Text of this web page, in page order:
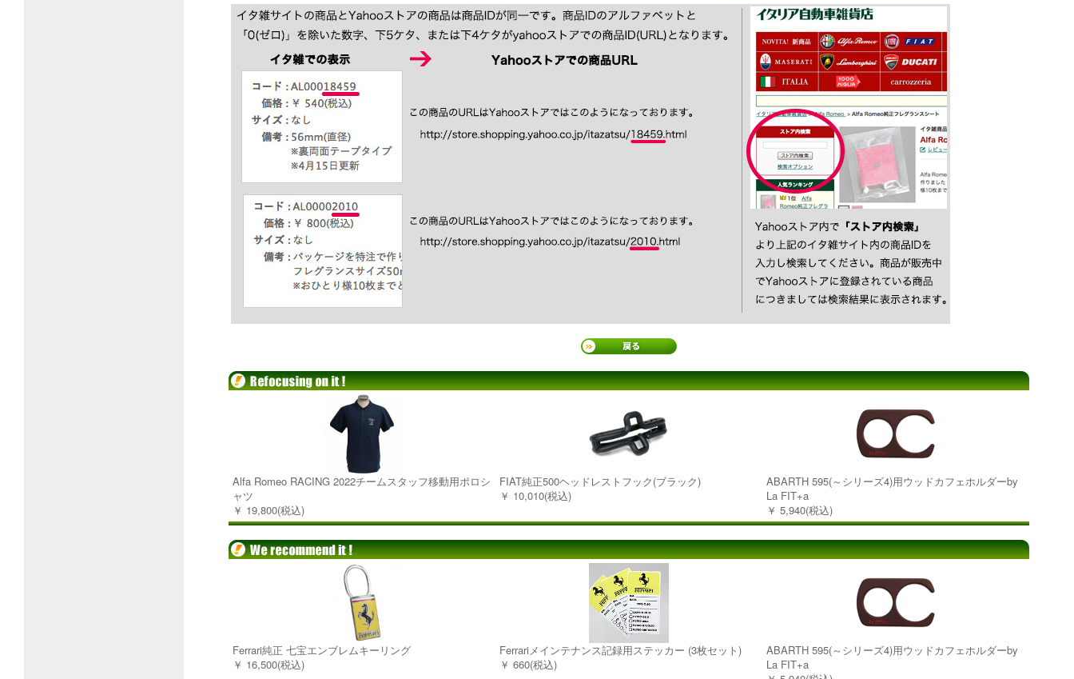
Alfa Romeo RACING 2022チームスタッフ移動用ポロシ
ャツ
￥ 19,800(税込)
FIAT純正500ヘッドレストフック(ブラック)
￥ 10,010(税込)
ABARTH 595(～シリーズ4)用ウッドカフェホルダーby
La FIT+a
￥ 5,940(税込)
Ferrari純正 七宝エンブレムキーリング
￥ 16,500(税込)
Ferrariメインテナンス記録用ステッカー (3枚セット)
￥ 660(税込)
ABARTH 595(～シリーズ4)用ウッドカフェホルダーby
La FIT+a